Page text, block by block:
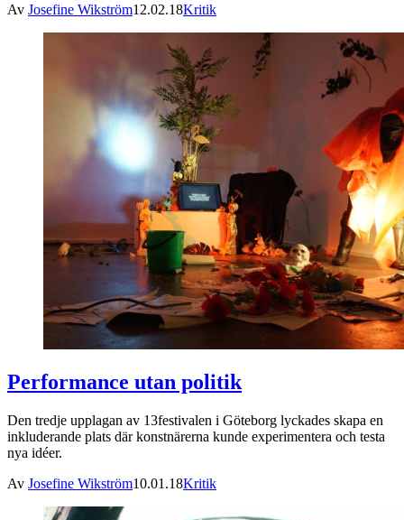
Av Josefine Wikström12.02.18Kritik
Performance utan politik
Den tredje upplagan av 13festivalen i Göteborg lyckades skapa en
inkluderande plats där konstnärerna kunde experimentera och testa
nya idéer.
Av Josefine Wikström10.01.18Kritik